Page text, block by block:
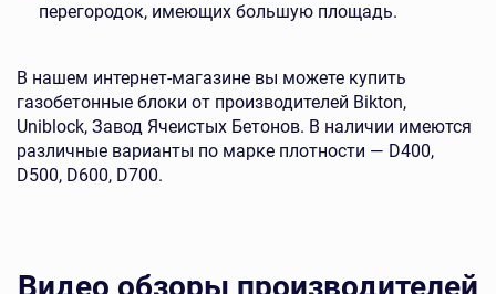
перегородок, имеющих большую площадь.
В нашем интернет-магазине вы можете купить
газобетонные блоки от производителей Bikton,
Uniblock, Завод Ячеистых Бетонов. В наличии имеются
различные варианты по марке плотности — D400,
D500, D600, D700.